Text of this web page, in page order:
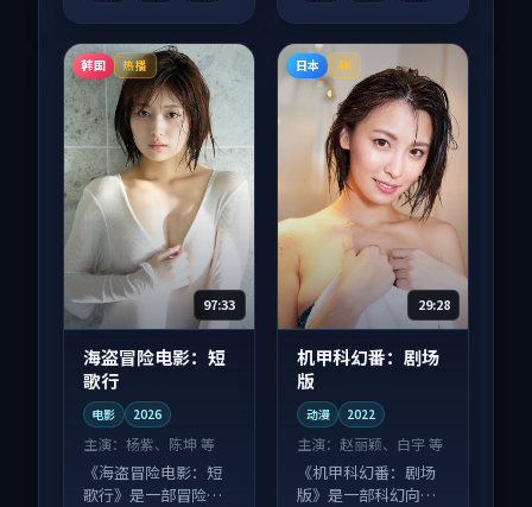
韩国 热播
97:33
海盗冒险电影：短
歌行
电影 2026
主演： 杨紫、陈坤 等
《海盗冒险电影：短
歌行》是一部冒险向
日本 4K
29:28
机甲科幻番：剧场
版
动漫 2022
主演：赵丽颖、白宇 等
《机甲科幻番：剧场
版》是一部科幻向动